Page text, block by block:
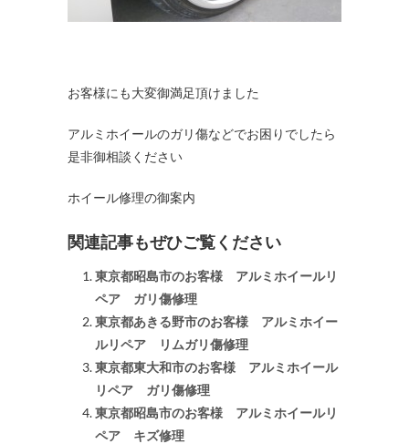
お客様にも大変御満足頂けました
アルミホイールのガリ傷などでお困りでしたら
是非御相談ください
ホイール修理の御案内
関連記事もぜひご覧ください
東京都昭島市のお客様 アルミホイールリ
ペア ガリ傷修理
東京都あきる野市のお客様 アルミホイー
ルリペア リムガリ傷修理
東京都東大和市のお客様 アルミホイール
リペア ガリ傷修理
東京都昭島市のお客様 アルミホイールリ
ペア キズ修理